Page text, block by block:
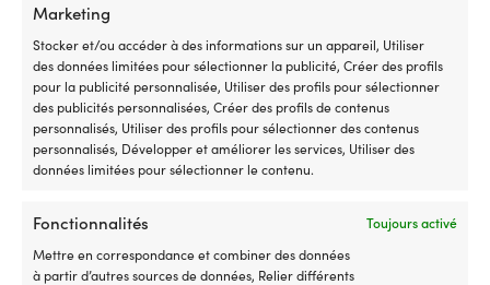
Marketing
Stocker et/ou accéder à des informations sur un appareil, Utiliser
des données limitées pour sélectionner la publicité, Créer des profils
pour la publicité personnalisée, Utiliser des profils pour sélectionner
des publicités personnalisées, Créer des profils de contenus
personnalisés, Utiliser des profils pour sélectionner des contenus
personnalisés, Développer et améliorer les services, Utiliser des
données limitées pour sélectionner le contenu.
Fonctionnalités
Toujours activé
Mettre en correspondance et combiner des données
à partir d’autres sources de données, Relier différents
Ancres d'eau peu profonde